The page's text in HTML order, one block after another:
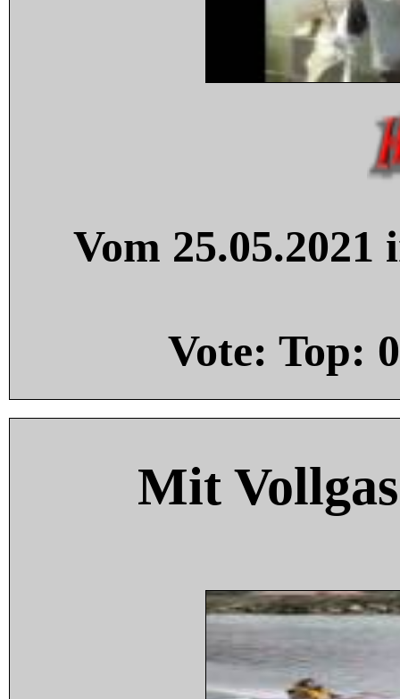
Vom
Vote: Top: 0
Mit